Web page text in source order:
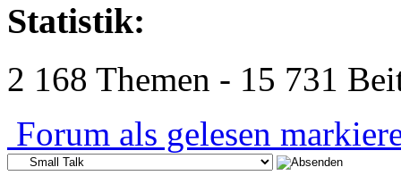
Statistik:
2 168 Themen - 15 731
Forum als gelesen